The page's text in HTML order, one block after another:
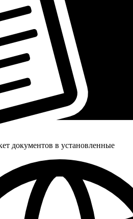
документов в установленные